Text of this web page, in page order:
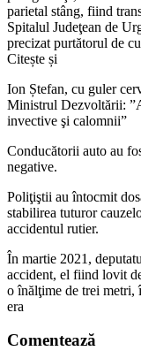
parietal stâng, fiind
Spitalul Judeţean de
precizat purtătorul de
Citește și
Ion Ștefan, cu guler
Ministrul Dezvoltării:
invective şi calomnii”
Conducătorii auto au
negative.
Poliţiştii au întocmit
stabilirea tuturor
accidentul rutier.
În martie 2021,
accident, el fiind lovit
o înălţime de trei metri,
era
Comentează